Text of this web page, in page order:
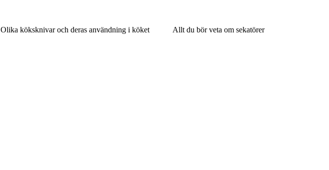
Olika köksknivar och deras användning i köket Allt du bör veta om sekatörer